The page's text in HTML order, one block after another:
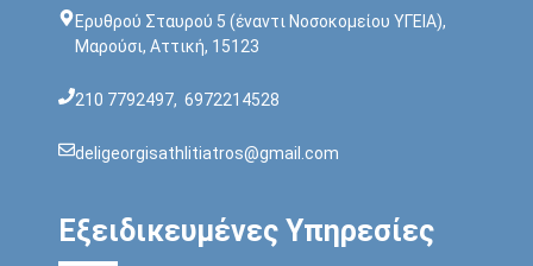
Ερυθρού Σταυρού 5 (έναντι Νοσοκoμείου ΥΓΕΙΑ),
Μαρούσι, Αττική, 15123
210 7792497, 6972214528
deligeorgisathlitiatros@gmail.com
Εξειδικευμένες Υπηρεσίες